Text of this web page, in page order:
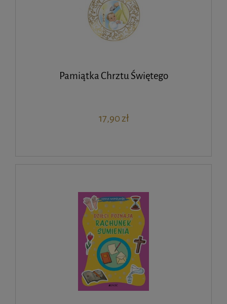
Pamiątka Chrztu Świętego
17,90 zł